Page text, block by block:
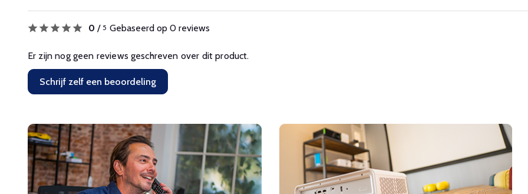
0 / 5 Gebaseerd op 0 reviews
Er zijn nog geen reviews geschreven over dit product.
Schrijf zelf een beoordeling